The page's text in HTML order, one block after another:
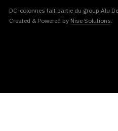
DC-colonnes fait partie du group Alu
Created & Powered by Nise Solutions.